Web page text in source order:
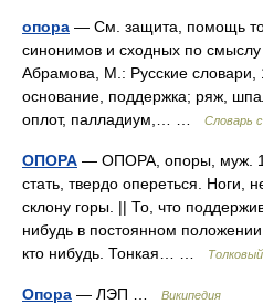
опора — См. защита, помощь
синонимов и сходных по
Абрамова, М.: Русские
основание, поддержка; ряж,
оплот, палладиум,… …
Словарь
ОПОРА — ОПОРА, опоры, муж.
стать, твердо опереться. Ноги,
склону горы. || То, что
нибудь в постоянном
кто нибудь. Тонкая… …
Опора — ЛЭП … Википедия